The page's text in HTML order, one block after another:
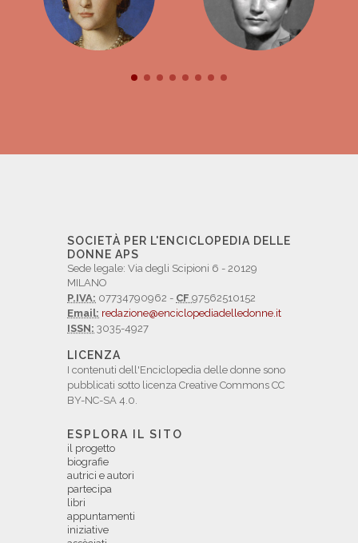
SOCIETÀ PER L'ENCICLOPEDIA DELLE
DONNE APS
Sede legale: Via degli Scipioni 6 - 20129
MILANO
P.IVA: 07734790962 - CF 97562510152
Email: redazione@enciclopediadelledonne.it
ISSN: 3035-4927
LICENZA
I contenuti dell'Enciclopedia delle donne sono
pubblicati sotto licenza Creative Commons CC
BY-NC-SA 4.0.
ESPLORA IL SITO
il progetto
biografie
autrici e autori
partecipa
libri
appuntamenti
iniziative